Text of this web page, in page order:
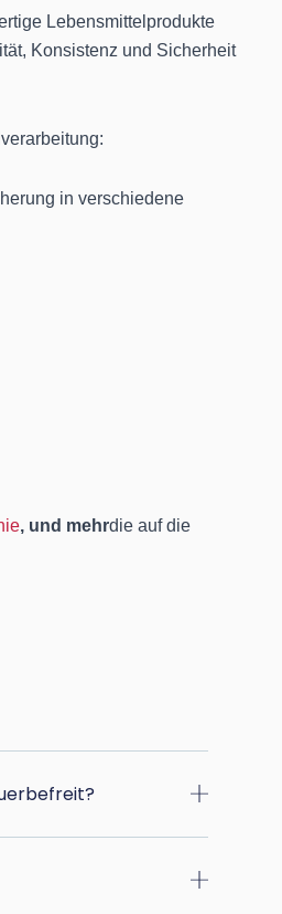
Lebensmittelprodukte
Konsistenz und Sicherheit
in verschiedene
, und mehrdie auf die